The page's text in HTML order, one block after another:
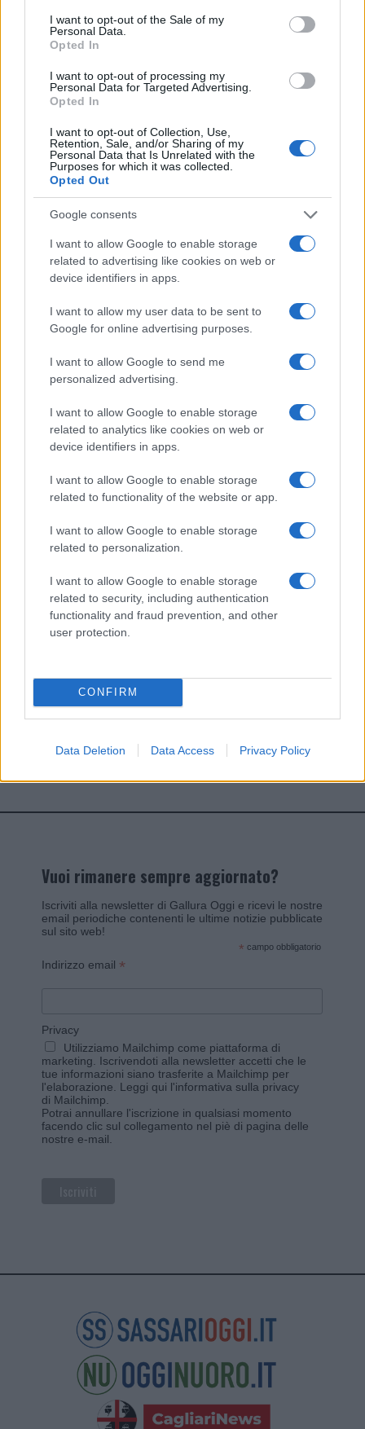
consent section.
I want to opt-out of the Sale of my
Personal Data.
Opted In
I want to opt-out of processing my
Personal Data for Targeted Advertising.
Opted In
I want to opt-out of Collection, Use,
Retention, Sale, and/or Sharing of my
Personal Data that Is Unrelated with the
Purposes for which it was collected.
Opted Out
Google consents
I want to allow Google to enable storage
related to advertising like cookies on web or
device identifiers in apps.
I want to allow my user data to be sent to
Google for online advertising purposes.
I want to allow Google to send me
personalized advertising.
I want to allow Google to enable storage
related to analytics like cookies on web or
device identifiers in apps.
I want to allow Google to enable storage
related to functionality of the website or app.
I want to allow Google to enable storage
related to personalization.
I want to allow Google to enable storage
related to security, including authentication
functionality and fraud prevention, and other
user protection.
CONFIRM
Data Deletion Data Access Privacy Policy
NECROLOGIE
Mario Malu
Paolo Pinna
I nostri cari
I nostri cari
I nostri cari
Giovannimaria Cabras
Vuoi rimanere sempre aggiornato?
Iscriviti alla newsletter di Gallura Oggi e ricevi le nostre
email periodiche contenenti le ultime notizie pubblicate
sul sito web!
* campo obbligatorio
Indirizzo email *
Privacy
Utilizziamo Mailchimp come piattaforma di
marketing. Iscrivendoti alla newsletter accetti che le
tue informazioni siano trasferite a Mailchimp per
l'elaborazione. Leggi qui l'informativa sulla privacy
di Mailchimp
Potrai annullare l'iscrizione in qualsiasi momento
facendo clic sul collegamento nel piè di pagina delle
nostre e-mail.